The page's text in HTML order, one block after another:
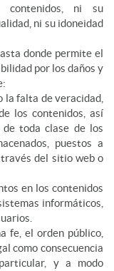
contenidos, ni su
ni su idoneidad
donde permite el
por los daños y
la falta de veracidad,
los contenidos, así
toda clase de los
puestos a
través del sitio web o
en los contenidos
informáticos,
fe, el orden público,
como consecuencia
y a modo